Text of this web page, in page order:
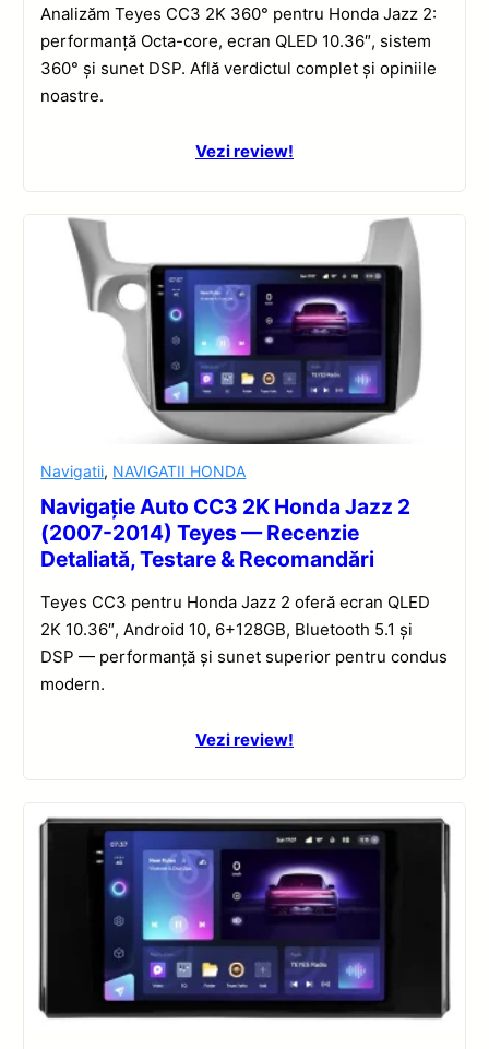
Analizăm Teyes CC3 2K 360° pentru Honda Jazz 2:
performanță Octa-core, ecran QLED 10.36″, sistem
360° și sunet DSP. Află verdictul complet și opiniile
noastre.
Vezi review!
Navigatii, NAVIGATII HONDA
Navigație Auto CC3 2K Honda Jazz 2
(2007-2014) Teyes — Recenzie
Detaliată, Testare & Recomandări
Teyes CC3 pentru Honda Jazz 2 oferă ecran QLED
2K 10.36″, Android 10, 6+128GB, Bluetooth 5.1 și
DSP — performanță și sunet superior pentru condus
modern.
Vezi review!